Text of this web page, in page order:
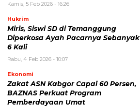
Kamis, 5 Feb 2026 - 16:26
Hukrim
Miris, Siswi SD di Temanggung
Diperkosa Ayah Pacarnya Sebanyak
6 Kali
Rabu, 4 Feb 2026 - 10:07
Ekonomi
Zakat ASN Kabgor Capai 60 Persen,
BAZNAS Perkuat Program
Pemberdayaan Umat